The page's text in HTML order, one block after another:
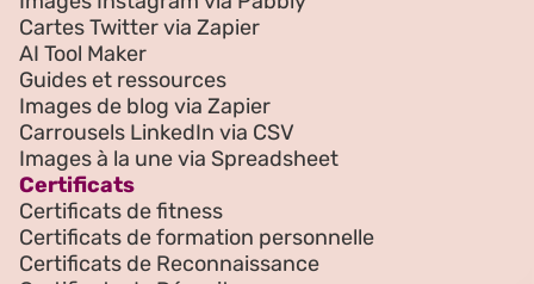
Cartes Twitter via Zapier
AI Tool Maker
Guides et ressources
Images de blog via Zapier
Carrousels LinkedIn via CSV
Images à la une via Spreadsheet
Certificats
Certificats de fitness
Certificats de formation personnelle
Certificats de Reconnaissance